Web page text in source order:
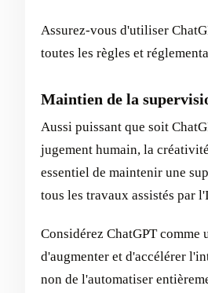
Assurez-vous d'utiliser
toutes les règles et
Maintien de la
Aussi puissant que soit
jugement humain, la
essentiel de maintenir une
tous les travaux assistés par
Considérez ChatGPT comme
d'augmenter et d'accélérer
non de l'automatiser